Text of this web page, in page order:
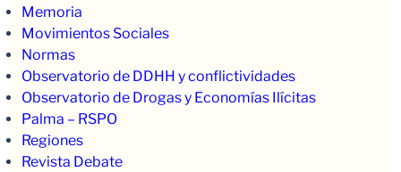
Memoria
Movimientos Sociales
Normas
Observatorio de DDHH y conflictividades
Observatorio de Drogas y Economías Ilícitas
Palma – RSPO
Regiones
Revista Debate